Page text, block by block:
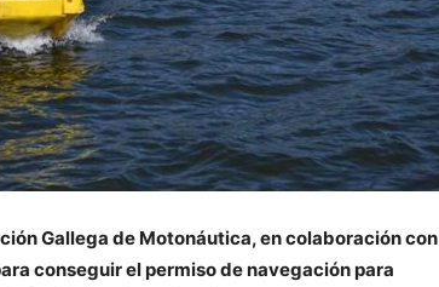
Gallega de Motonáutica, en colaboración con
conseguir el permiso de navegación para